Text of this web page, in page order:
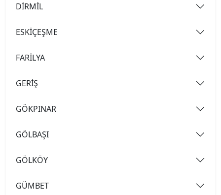
DİRMİL
ESKİÇEŞME
FARİLYA
GERİŞ
GÖKPINAR
GÖLBAŞI
GÖLKÖY
GÜMBET